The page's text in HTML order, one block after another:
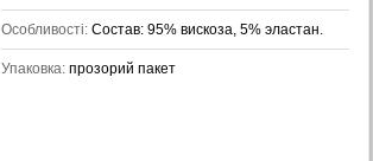
Особливості: Состав: 95% вискоза, 5% эластан.
Упаковка: прозорий пакет